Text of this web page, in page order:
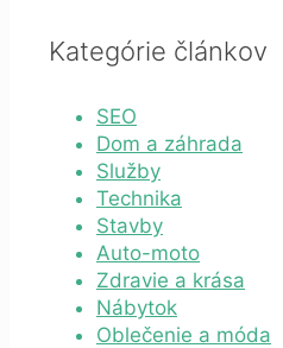
Kategórie článkov
SEO
Dom a záhrada
Služby
Technika
Stavby
Auto-moto
Zdravie a krása
Nábytok
Oblečenie a móda